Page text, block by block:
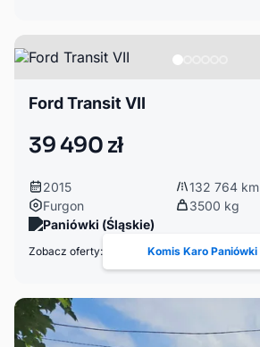
Ford Transit VII
39 490 zł
2015
132 764 km
Furgon
3500 kg
Paniówki (Śląskie)
Zobacz oferty: Komis Karo Paniówki